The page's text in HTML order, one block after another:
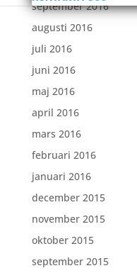
september 2016
augusti 2016
juli 2016
juni 2016
maj 2016
april 2016
mars 2016
februari 2016
januari 2016
december 2015
november 2015
oktober 2015
september 2015